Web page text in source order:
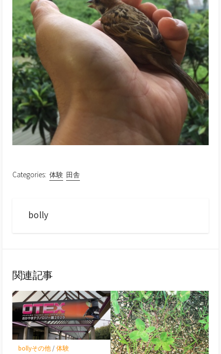
Categories: 体験 田舎
bolly
関連記事
bollyその他/体験